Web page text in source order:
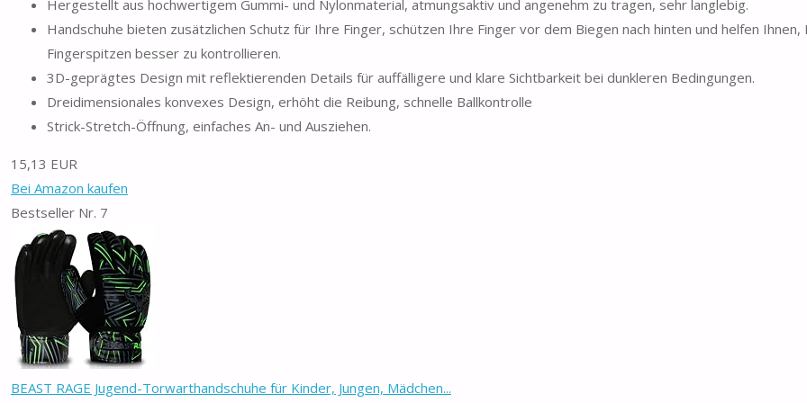
Hergestellt aus hochwertigem Gummi- und Nylonmaterial, atmungsaktiv und angenehm zu tragen, sehr langlebig.
Handschuhe bieten zusätzlichen Schutz für Ihre Finger, schützen Ihre Finger vor dem Biegen nach hinten und helfen Ihnen,
Fingerspitzen besser zu kontrollieren.
3D-geprägtes Design mit reflektierenden Details für auffälligere und klare Sichtbarkeit bei dunkleren Bedingungen.
Dreidimensionales konvexes Design, erhöht die Reibung, schnelle Ballkontrolle
Strick-Stretch-Öffnung, einfaches An- und Ausziehen.
15,13 EUR
Bei Amazon kaufen
Bestseller Nr. 7
BEAST RAGE Jugend-Torwarthandschuhe für Kinder, Jungen, Mädchen...